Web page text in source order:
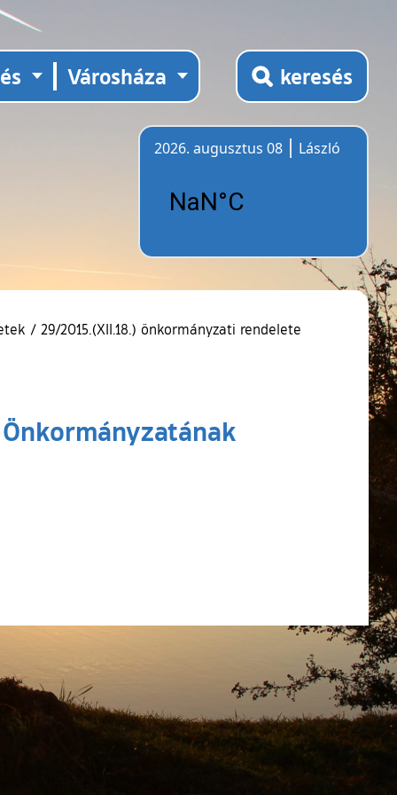
Városháza keresés
2026. augusztus 08
László
/ 29/2015.(XII.18.) önkormányzati rendelete